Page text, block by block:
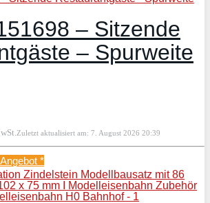
– Sitzende
– Spurweite
Zuletzt aktualisiert am: 7. August 2026 20:39
*